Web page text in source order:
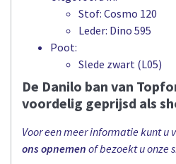
Stof: Cosmo 120
Leder: Dino 595
Poot:
Slede zwart (L05)
De Danilo ban van
voordelig geprijsd als
Voor een meer informatie kunt u
ons opnemen of bezoekt u onze